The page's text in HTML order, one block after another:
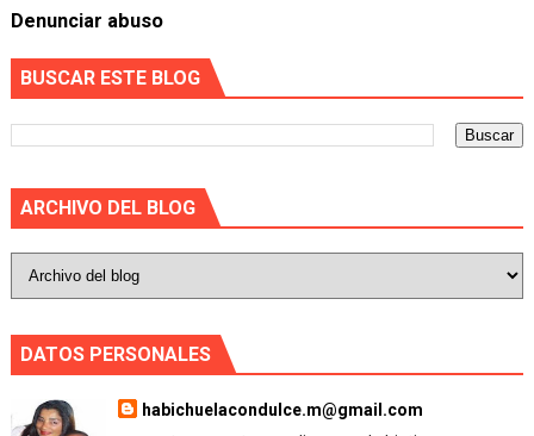
Denunciar abuso
BUSCAR ESTE BLOG
ARCHIVO DEL BLOG
DATOS PERSONALES
habichuelacondulce.m@gmail.com